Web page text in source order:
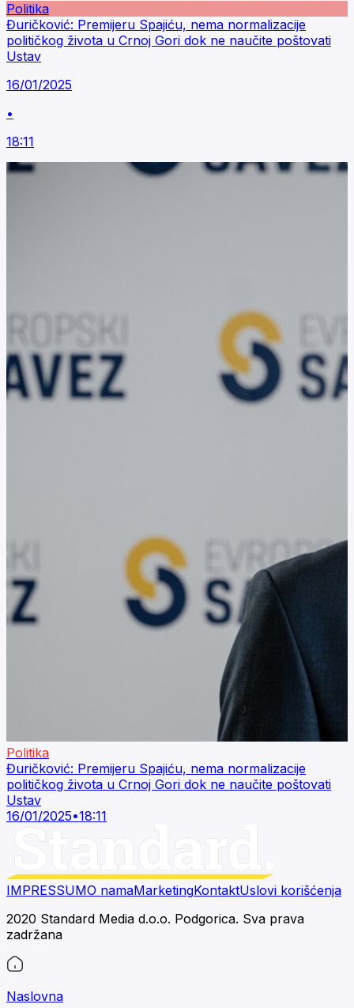
Politika
Đuričković: Premijeru Spajiću, nema normalizacije
političkog života u Crnoj Gori dok ne naučite poštovati
Ustav
16/01/2025
•
18:11
Politika
Đuričković: Premijeru Spajiću, nema normalizacije
političkog života u Crnoj Gori dok ne naučite poštovati
Ustav
16/01/2025•18:11
IMPRESSUMO namaMarketingKontaktUslovi korišćenja
2020 Standard Media d.o.o. Podgorica. Sva prava
zadržana
Naslovna